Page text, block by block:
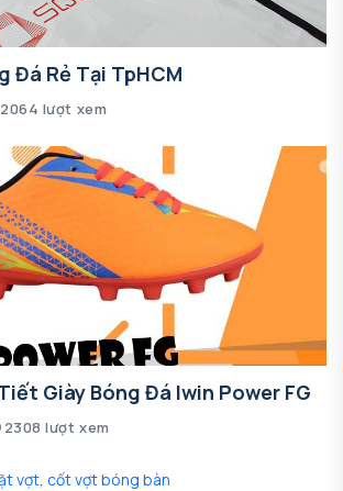
Đá Rẻ Tại TpHCM
2064 lượt xem
Giày Bóng Đá Iwin Power FG
2308 lượt xem